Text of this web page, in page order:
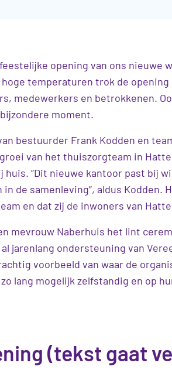
opening van ons nieuwe
hoge temperaturen trok de
, medewerkers en betrokkenen.
bijzondere moment.
bestuurder Frank Kodden en
van het thuiszorgteam in
“Dit nieuwe kantoor past bij
de samenleving”, aldus Kodden.
en dat zij de inwoners van
mevrouw Naberhuis het lint
jarenlang ondersteuning van
voorbeeld van waar de
lang mogelijk zelfstandig en op
(tekst gaat